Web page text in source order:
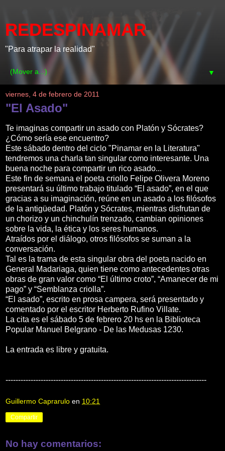
REDESPINAMAR
"Para atrapar la realidad"
▼
viernes, 4 de febrero de 2011
"El Asado"
Te imaginas compartir un asado con Platón y Sócrates?
¿Cómo sería ese encuentro?
Este sábado dentro del ciclo "Pinamar en la Literatura"
tendremos una charla tan singular como interesante. Una
buena noche para compartir un rico asado...
Este fin de semana el poeta criollo Felipe Olivera Moreno
presentará su último trabajo titulado “El asado”, en el que
gracias a su imaginación, reúne en un asado a los filósofos
de la antigüedad. Platón y Sócrates, mientras disfrutan de
un chorizo y un chinchulín trenzado, cambian opiniones
sobre la vida, la ética y los seres humanos.
Atraídos por el diálogo, otros filósofos se suman a la
conversación.
Tal es la trama de esta singular obra del poeta nacido en
General Madariaga, quien tiene como antecedentes otras
obras de gran valor como “El último croto”, “Amanecer de mi
pago” y “Semblanza criolla”.
“El asado”, escrito en prosa campera, será presentado y
comentado por el escritor Herberto Rufino Villate.
La cita es el sábado 5 de febrero 20 hs en la Biblioteca
Popular Manuel Belgrano - De las Medusas 1230.
La entrada es libre y gratuita.
--------------------------------------------------------------------------------
Guillermo Caprarulo en 10:21
Compartir
No hay comentarios: